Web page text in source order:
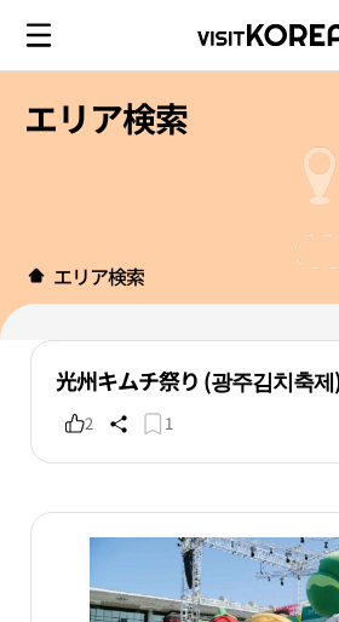
エリア検索
エリア検索
光州キムチ祭り (광주김치축
2 1